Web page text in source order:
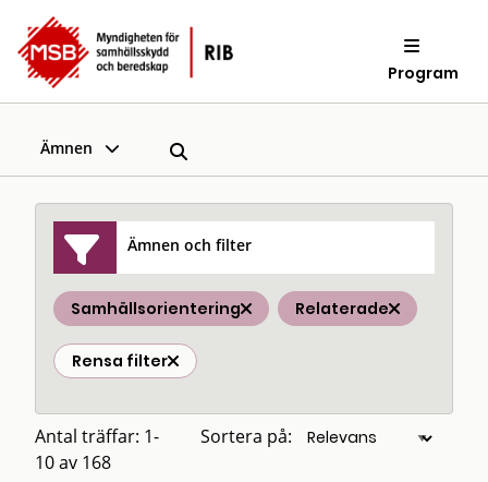
Program
Ämnen
Ämnen och filter
Samhällsorientering Relaterade
Rensa filter
Antal träffar: 1-
10 av 168
Sortera på: